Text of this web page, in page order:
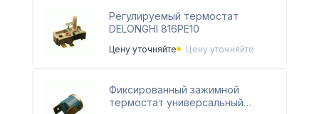
Регулируемый термостат
DELONGHI 816PE10
Цену уточняйте Цену уточняйте
Фиксированный зажимной
термостат универсальный